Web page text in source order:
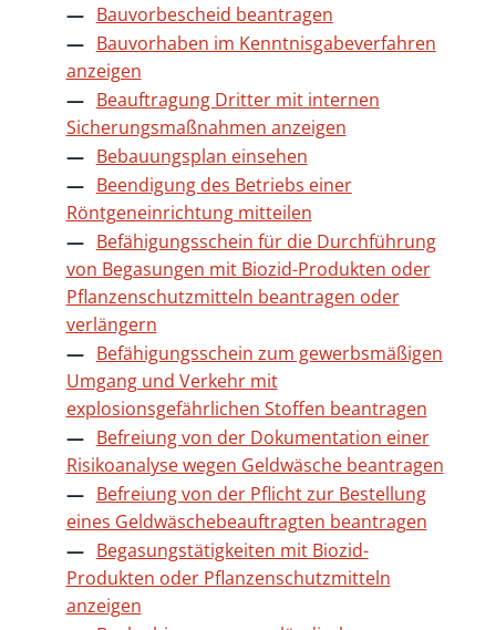
Bauvorbescheid beantragen
Bauvorhaben im Kenntnisgabeverfahren
anzeigen
Beauftragung Dritter mit internen
Sicherungsmaßnahmen anzeigen
Bebauungsplan einsehen
Beendigung des Betriebs einer
Röntgeneinrichtung mitteilen
Befähigungsschein für die Durchführung
von Begasungen mit Biozid-Produkten oder
Pflanzenschutzmitteln beantragen oder
verlängern
Befähigungsschein zum gewerbsmäßigen
Umgang und Verkehr mit
explosionsgefährlichen Stoffen beantragen
Befreiung von der Dokumentation einer
Risikoanalyse wegen Geldwäsche beantragen
Befreiung von der Pflicht zur Bestellung
eines Geldwäschebeauftragten beantragen
Begasungstätigkeiten mit Biozid-
Produkten oder Pflanzenschutzmitteln
anzeigen